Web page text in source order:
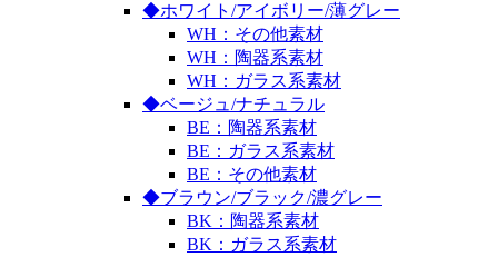
◆ホワイト/アイボリー/薄グレー
WH：その他素材
WH：陶器系素材
WH：ガラス系素材
◆ベージュ/ナチュラル
BE：陶器系素材
BE：ガラス系素材
BE：その他素材
◆ブラウン/ブラック/濃グレー
BK：陶器系素材
BK：ガラス系素材